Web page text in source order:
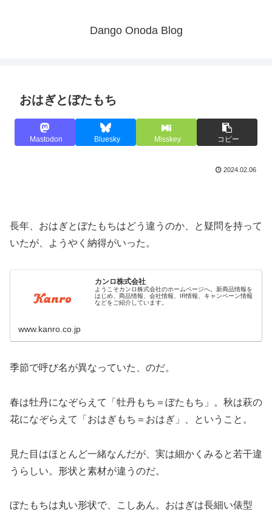
Dango Onoda Blog
おはぎとぼたもち
Mastodon Bluesky Misskey コピー
2024.02.06
長年、おはぎとぼたもちはどう違うのか、と疑問を持って
いたが、ようやく納得がいった。
カンロ株式会社
ようこそカンロ株式会社のホームページへ。新商品情報を
はじめ、商品情報、会社情報、IR情報、キャンペーン情報
などをご紹介しています。
www.kanro.co.jp
季節で呼び名が異なっていた、のだ。
春は牡丹になぞらえて「牡丹もち＝ぼたもち」。秋は萩の
花になぞらえて「おはぎもち＝おはぎ」、ということ。
見た目はほとんど一緒なんだが、実は細かくみると若干違
うらしい。形状と素材が違うのだ。
ぼたもちは丸い形状で、こしあん。おはぎは長細い俵型